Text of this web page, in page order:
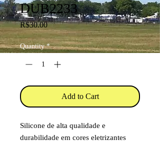
DUB2233
R$30.00Price
Quantity *
Add to Cart
Silicone de alta qualidade e
durabilidade em cores eletrizantes